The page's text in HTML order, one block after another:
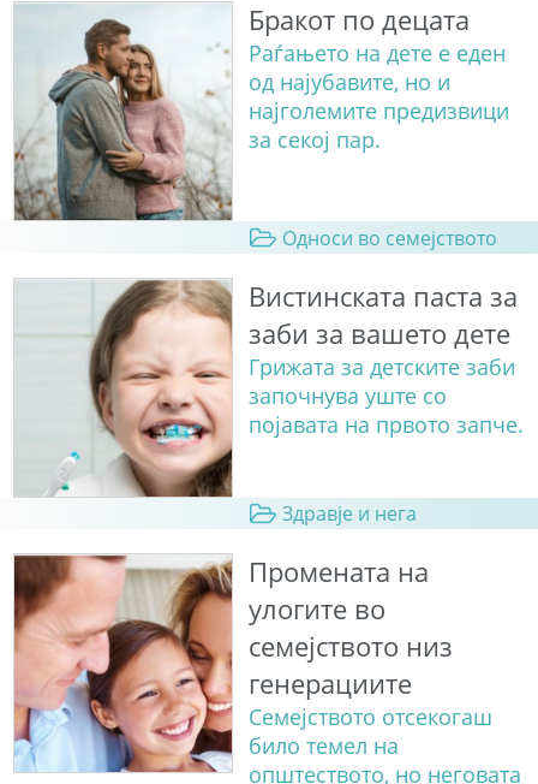
Бракот по децата
Раѓањето на дете е еден
од најубавите, но и
најголемите предизвици
за секој пар.
Односи во семејството
Вистинската паста за
заби за вашето дете
Грижата за детските заби
започнува уште со
појавата на првото запче.
Здравје и нега
Промената на
улогите во
семејството низ
генерациите
Семејството отсекогаш
било темел на
општеството, но неговата